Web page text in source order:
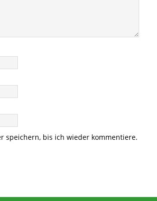
speichern, bis ich wieder kommentiere.